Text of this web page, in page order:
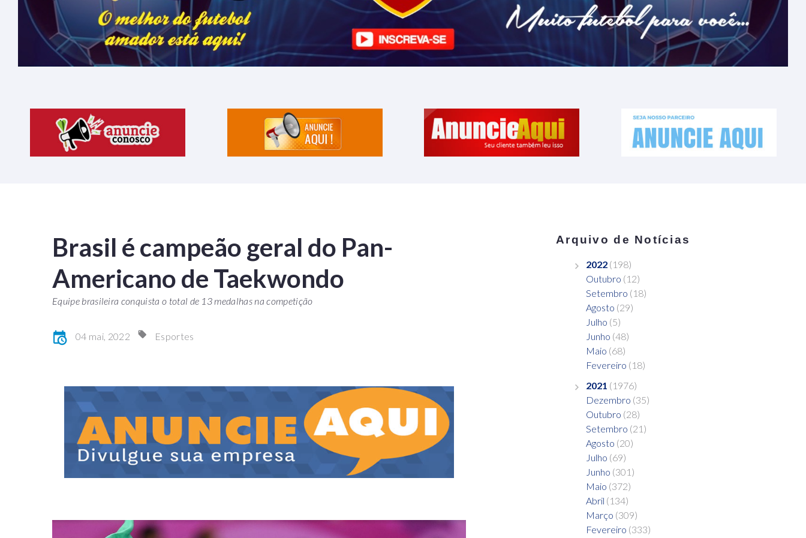
Brasil é campeão geral do Pan-
Americano de Taekwondo
Equipe brasileira conquista o total de 13 medalhas na competição
04 mai, 2022 Esportes
Arquivo de Notícias
2022 (198)
Outubro (12)
Setembro (18)
Agosto (29)
Julho (5)
Junho (48)
Maio (68)
Fevereiro (18)
2021 (1976)
Dezembro (35)
Outubro (28)
Setembro (21)
Agosto (20)
Julho (69)
Junho (301)
Maio (372)
Abril (134)
Março (309)
Fevereiro (333)